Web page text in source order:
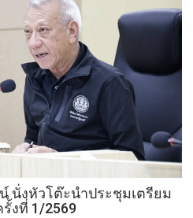
แผ่น
ดิน”
เดิน–
วิ่ง
การ
กุศล
วัน
แม่
กว่า
๕๐๐
คน
นั่งหัวโต๊ะนำประชุมเตรียม
งที่ 1/2569